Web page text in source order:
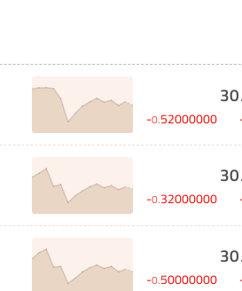
30
-0.52000000
30
-0.32000000
30
-0.50000000